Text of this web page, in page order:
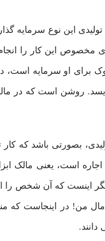
این نوع سرمایه
مخصوص این کار را
او سرمایه است،
روشن است که در
بصورتی باشد که
است، یعنی مالک
اینست که آن شخص را
من! در اینجاست که